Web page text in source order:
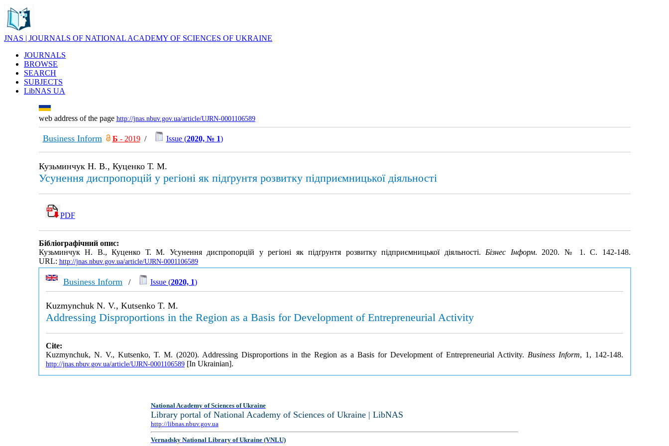
JNAS | JOURNALS OF NATIONAL ACADEMY OF SCIENCES OF UKRAINE
JOURNALS
BROWSE
SEARCH
SUBJECTS
LibNAS UA
web address of the page http://jnas.nbuv.gov.ua/article/UJRN-0001106589
Business Inform Б - 2019/ Issue (2020, № 1)
Кузьминчук Н. В., Куценко Т. М.
Усунення диспропорцій у регіоні як підґрунтя розвитку підприємницької діяльності
PDF
Бібліографічний опис:
Кузьминчук Н. В., Куценко Т. М. Усунення диспропорцій у регіоні як підґрунтя розвитку підприємницької діяльності. Бізнес Інформ. 2020. № 1. С. 142-148.
URL: http://jnas.nbuv.gov.ua/article/UJRN-0001106589
Business Inform / Issue (2020, 1)
Kuzmynchuk N. V., Kutsenko T. M.
Addressing Disproportions in the Region as a Basis for Development of Entrepreneurial Activity
Cite:
Kuzmynchuk, N. V., Kutsenko, T. M. (2020). Addressing Disproportions in the Region as a Basis for Development of Entrepreneurial Activity. Business Inform, 1, 142-148.
http://jnas.nbuv.gov.ua/article/UJRN-0001106589[In Ukrainian].
National Academy of Sciences of Ukraine
Library portal of National Academy of Sciences of Ukraine | LibNAS
http://libnas.nbuv.gov.ua
Vernadsky National Library of Ukraine (VNLU)